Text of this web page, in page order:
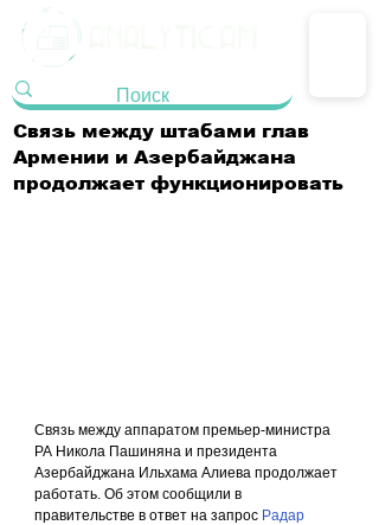
Связь между штабами глав
Армении и Азербайджана
продолжает функционировать
Связь между аппаратом премьер-министра
РА Никола Пашиняна и президента
Азербайджана Ильхама Алиева продолжает
работать. Об этом сообщили в
правительстве в ответ на запрос Радар